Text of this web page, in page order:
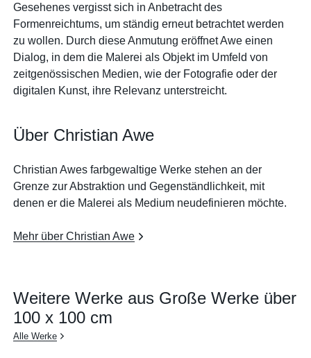
Gesehenes vergisst sich in Anbetracht des
Formenreichtums, um ständig erneut betrachtet werden
zu wollen. Durch diese Anmutung eröffnet Awe einen
Dialog, in dem die Malerei als Objekt im Umfeld von
zeitgenössischen Medien, wie der Fotografie oder der
digitalen Kunst, ihre Relevanz unterstreicht.
Über Christian Awe
Christian Awes farbgewaltige Werke stehen an der
Grenze zur Abstraktion und Gegenständlichkeit, mit
denen er die Malerei als Medium neudefinieren möchte.
Mehr über Christian Awe
Weitere Werke aus Große Werke über
100 x 100 cm
Alle Werke